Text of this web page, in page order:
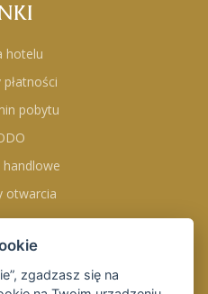
hotelu
pobytu
handlowe
otwarcia
NAS NA
zgadzasz się na